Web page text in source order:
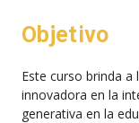
Objetivo
Este curso brinda a
innovadora en la
generativa en la